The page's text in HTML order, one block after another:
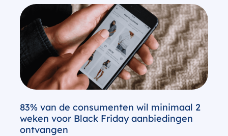
83% van de consumenten wil minimaal 2
weken voor Black Friday aanbiedingen
ontvangen